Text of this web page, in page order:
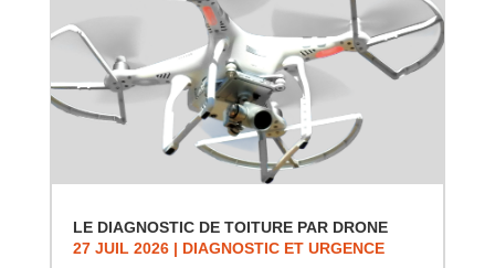
LE DIAGNOSTIC DE TOITURE PAR DRONE
27 JUIL 2026| DIAGNOSTIC ET URGENCE